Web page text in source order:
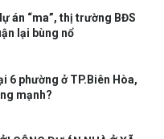
án “ma”, thị trường BĐS
lại bùng nổ
6 phường ở TP.Biên Hòa,
mạnh?